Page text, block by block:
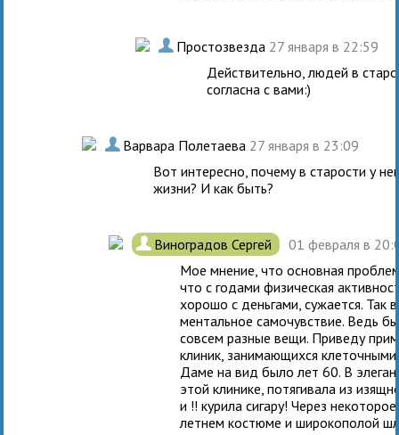
. Простозвезда 27 января в 22:59
Действительно, людей в
согласна с вами:)
. Варвара Полетаева 27 января в 23:09
Вот интересно, почему в старости у
жизни? И как быть?
. Виноградов Сергей
01 февраля в
Мое мнение, что основная
что с годами физическая
хорошо с деньгами, сужается. Так
ментальное самочувствие. Ведь
совсем разные вещи. Приведу
клиник, занимающихся
Даме на вид было лет 60. В
этой клинике, потягивала из
и !! курила сигару! Через
летнем костюме и широкополой